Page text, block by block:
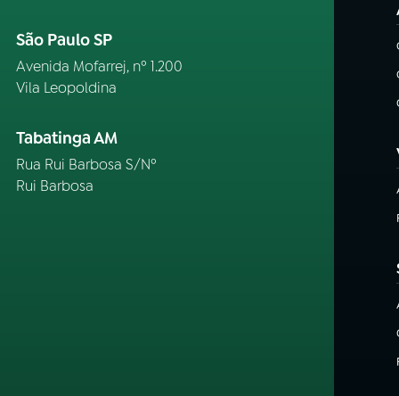
São Paulo SP
Avenida Mofarrej, nº 1.200
Vila Leopoldina
Tabatinga AM
Rua Rui Barbosa S/Nº
Rui Barbosa